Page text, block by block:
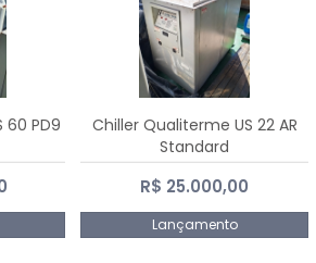
60 PD9
Chiller Qualiterme US 22 AR
Standard
R$ 25.000,00
Lançamento